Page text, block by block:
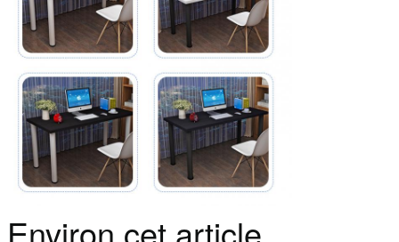
Environ cet article